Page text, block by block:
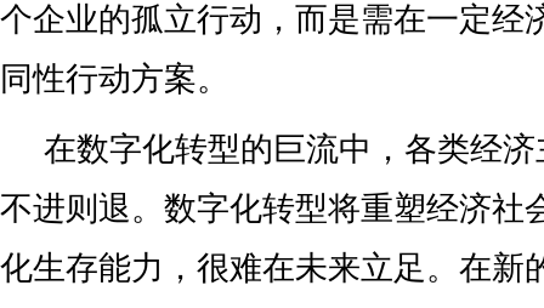
个企业的孤立行动，而是需在一定经
同性行动方案。
在数字化转型的巨流中，各类经
不进则退。数字化转型将重塑经济社
化生存能力，很难在未来立足。在新